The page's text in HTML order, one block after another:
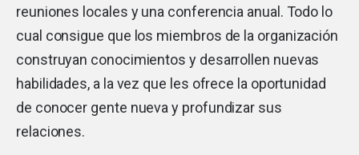
reuniones locales y una conferencia anual. Todo lo
cual consigue que los miembros de la organización
construyan conocimientos y desarrollen nuevas
habilidades, a la vez que les ofrece la oportunidad
de conocer gente nueva y profundizar sus
relaciones.